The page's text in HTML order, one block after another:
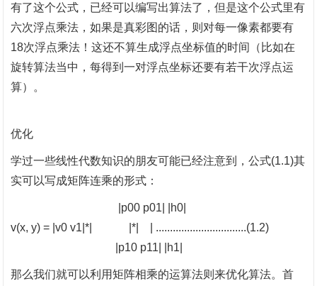
有了这个公式，已经可以编写出算法了，但是这个公式里有
六次浮点乘法，如果是真彩图的话，则对每一像素都要有
18次浮点乘法！这还不算生成浮点坐标值的时间（比如在
旋转算法当中，每得到一对浮点坐标还要有若干次浮点运
算）。
优化
学过一些线性代数知识的朋友可能已经注意到，公式(1.1)其
实可以写成矩阵连乘的形式：
|p00 p01| |h0|
v(x, y) = |v0 v1|*| |*| | ................................(1.2)
|p10 p11| |h1|
那么我们就可以利用矩阵相乘的运算法则来优化算法。首